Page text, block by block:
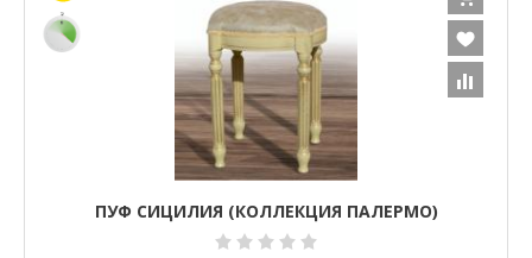
ПУФ СИЦИЛИЯ (КОЛЛЕКЦИЯ ПАЛЕРМО)